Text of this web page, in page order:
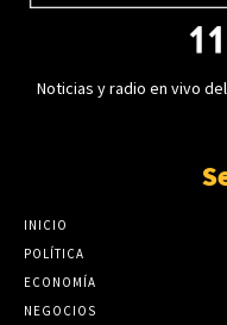
Noticias y radio en vivo
INICIO
POLÍTICA
ECONOMÍA
NEGOCIOS